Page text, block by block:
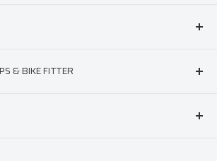
& BIKE FITTER